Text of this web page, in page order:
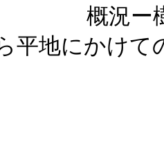
地面積
平地にかけて